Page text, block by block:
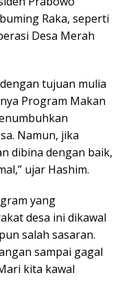
Raka, seperti
Desa Merah
tujuan mulia
Program Makan
Namun, jika
dibina dengan baik,
ujar Hashim.
yang
desa ini dikawal
salah sasaran.
sampai gagal
kita kawal